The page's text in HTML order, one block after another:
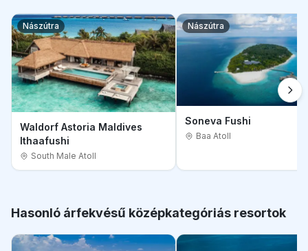
Nászútra
Waldorf Astoria Maldives
Ithaafushi
South Male Atoll
Nászútra
Soneva Fushi
Baa Atoll
Hasonló árfekvésű középkategóriás resortok